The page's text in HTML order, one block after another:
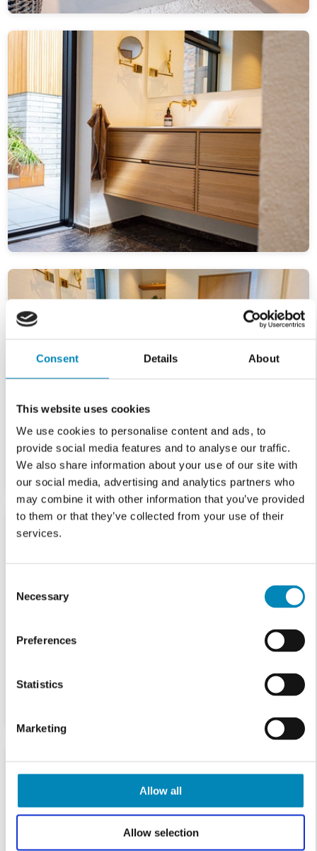
Consent Details About
This website uses cookies
We use cookies to personalise content and ads, to
provide social media features and to analyse our traffic.
We also share information about your use of our site with
our social media, advertising and analytics partners who
may combine it with other information that you’ve provided
to them or that they’ve collected from your use of their
services.
Selection
Necessary
Preferences
Statistics
Marketing
Allow all
Allow selection